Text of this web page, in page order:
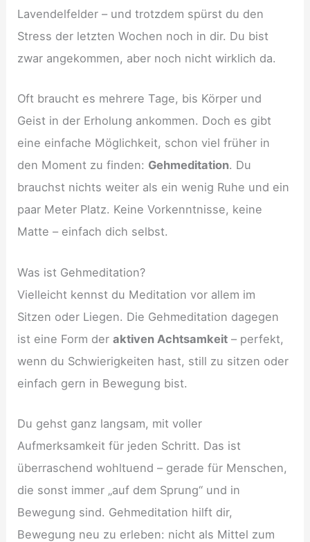
Lavendelfelder – und trotzdem spürst du den
Stress der letzten Wochen noch in dir. Du bist
zwar angekommen, aber noch nicht wirklich da.
Oft braucht es mehrere Tage, bis Körper und
Geist in der Erholung ankommen. Doch es gibt
eine einfache Möglichkeit, schon viel früher in
den Moment zu finden: Gehmeditation. Du
brauchst nichts weiter als ein wenig Ruhe und ein
paar Meter Platz. Keine Vorkenntnisse, keine
Matte – einfach dich selbst.
Was ist Gehmeditation?
Vielleicht kennst du Meditation vor allem im
Sitzen oder Liegen. Die Gehmeditation dagegen
ist eine Form deraktiven Achtsamkeit – perfekt,
wenn du Schwierigkeiten hast, still zu sitzen oder
einfach gern in Bewegung bist.
Du gehst ganz langsam, mit voller
Aufmerksamkeit für jeden Schritt. Das ist
überraschend wohltuend – gerade für Menschen,
die sonst immer „auf dem Sprung“ und in
Bewegung sind. Gehmeditation hilft dir,
Bewegung neu zu erleben: nicht als Mittel zum